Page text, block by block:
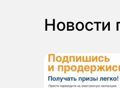
Новости